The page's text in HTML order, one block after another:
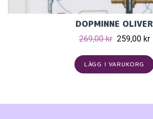
DOPMINNE OLIVER
269,00 kr 259,00 kr
LÄGG I VARUKORG